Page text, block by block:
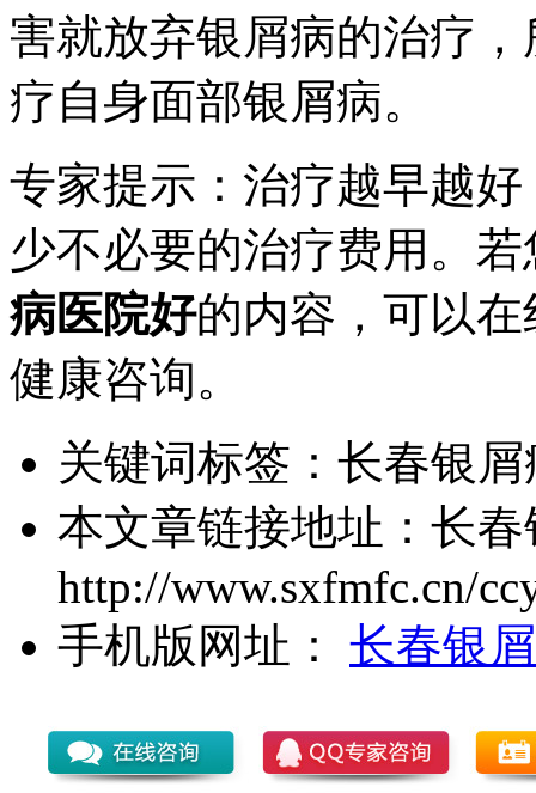
害就放弃银屑病的治疗
疗自身面部银屑病。
专家提示：治疗越早越
少不必要的治疗费用。
病医院好的内容，可以
健康咨询。
关键词标签： 长春银
本文章链接地址： 长春
http://www.sxfmfc.cn/
手机版网址：
长春银